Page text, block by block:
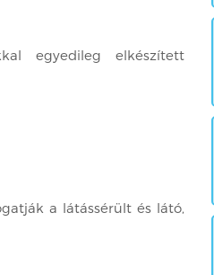
egyedileg elkészített
a látássérült és látó,